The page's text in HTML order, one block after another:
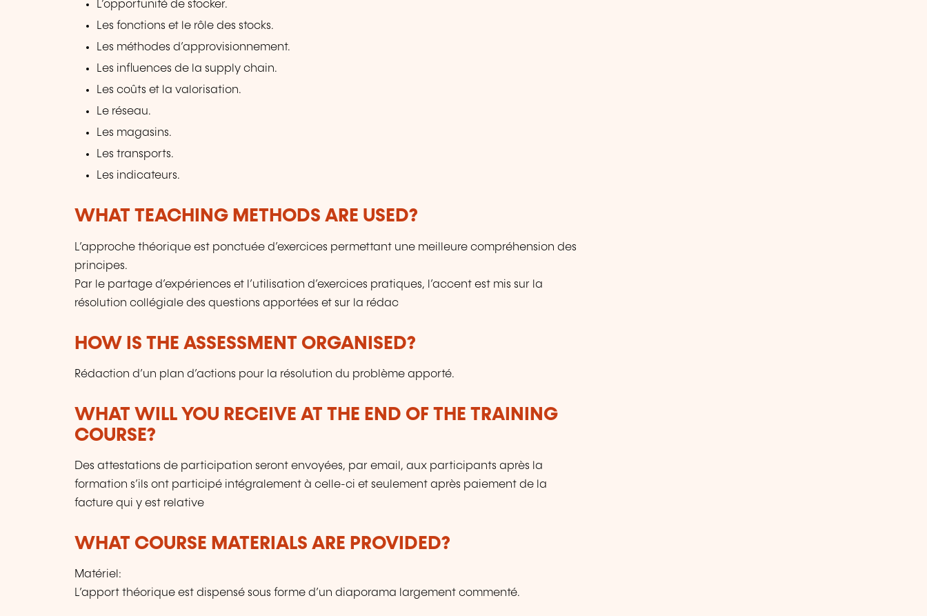
L’opportunité de stocker.
Les fonctions et le rôle des stocks.
Les méthodes d’approvisionnement.
Les influences de la supply chain.
Les coûts et la valorisation.
Le réseau.
Les magasins.
Les transports.
Les indicateurs.
WHAT TEACHING METHODS ARE USED?
L’approche théorique est ponctuée d’exercices permettant une meilleure compréhension des
principes.
Par le partage d’expériences et l’utilisation d’exercices pratiques, l’accent est mis sur la
résolution collégiale des questions apportées et sur la rédac
HOW IS THE ASSESSMENT ORGANISED?
Rédaction d’un plan d’actions pour la résolution du problème apporté.
WHAT WILL YOU RECEIVE AT THE END OF THE TRAINING
COURSE?
Des attestations de participation seront envoyées, par email, aux participants après la
formation s’ils ont participé intégralement à celle-ci et seulement après paiement de la
facture qui y est relative
WHAT COURSE MATERIALS ARE PROVIDED?
Matériel:
L’apport théorique est dispensé sous forme d’un diaporama largement commenté.